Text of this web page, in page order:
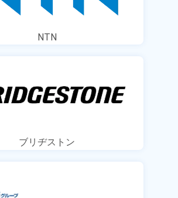
NTN
ブリヂストン